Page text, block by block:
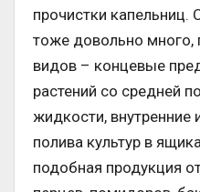
прочистки капельниц.
тоже довольно много,
видов – концевые
растений со средней
жидкости, внутренние
полива культур в
подобная продукция